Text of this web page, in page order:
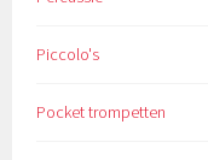
Piccolo's
Pocket trompetten